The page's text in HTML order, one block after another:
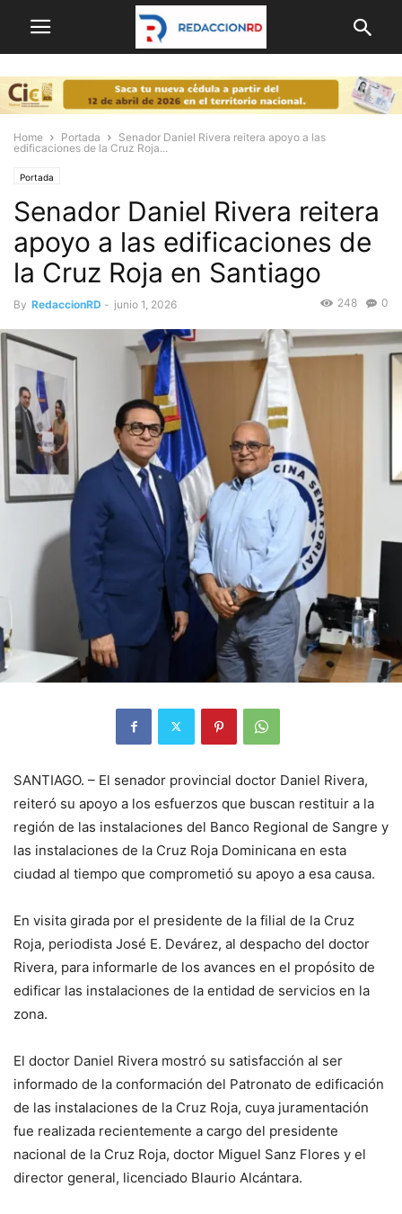
Home Portada
Senador Daniel Rivera reitera apoyo a las
edificaciones de la Cruz Roja...
Portada
Senador Daniel Rivera reitera
apoyo a las edificaciones de
la Cruz Roja en Santiago
By RedaccionRD - junio 1, 2026 0
248
SANTIAGO. – El senador provincial doctor Daniel Rivera,
reiteró su apoyo a los esfuerzos que buscan restituir a la
región de las instalaciones del Banco Regional de Sangre y
las instalaciones de la Cruz Roja Dominicana en esta
ciudad al tiempo que comprometió su apoyo a esa causa.
En visita girada por el presidente de la filial de la Cruz
Roja, periodista José E. Devárez, al despacho del doctor
Rivera, para informarle de los avances en el propósito de
edificar las instalaciones de la entidad de servicios en la
zona.
El doctor Daniel Rivera mostró su satisfacción al ser
informado de la conformación del Patronato de edificación
de las instalaciones de la Cruz Roja, cuya juramentación
fue realizada recientemente a cargo del presidente
nacional de la Cruz Roja, doctor Miguel Sanz Flores y el
director general, licenciado Blaurio Alcántara.